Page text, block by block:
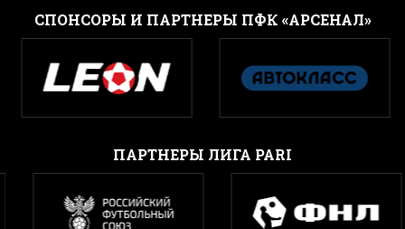
CПОНСОРЫ И ПАРТНЕРЫ ПФК «АРСЕНАЛ»
ПАРТНЕРЫ ЛИГА PARI